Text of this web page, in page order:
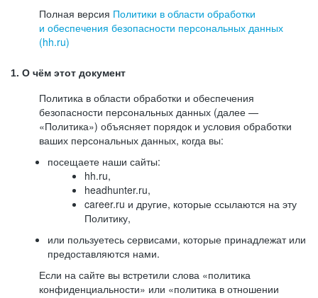
Полная версия Политики в области обработки
и обеспечения безопасности персональных данных
(hh.ru)
1. О чём этот документ
Политика в области обработки и обеспечения
безопасности персональных данных (далее —
«Политика») объясняет порядок и условия обработки
ваших персональных данных, когда вы:
посещаете наши сайты:
hh.ru,
headhunter.ru,
career.ru и другие, которые ссылаются на эту
Политику,
или пользуетесь сервисами, которые принадлежат или
предоставляются нами.
Если на сайте вы встретили слова «политика
конфиденциальности» или «политика в отношении